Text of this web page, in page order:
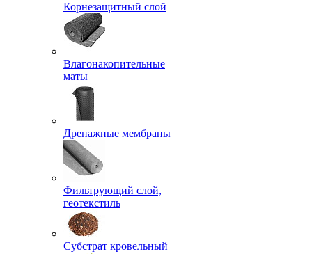
Корнезащитный слой
Влагонакопительные
маты
Дренажные мембраны
Фильтрующий слой,
геотекстиль
Субстрат кровельный